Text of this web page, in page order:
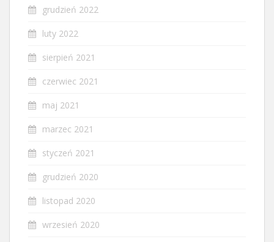
grudzień 2022
luty 2022
sierpień 2021
czerwiec 2021
maj 2021
marzec 2021
styczeń 2021
grudzień 2020
listopad 2020
wrzesień 2020